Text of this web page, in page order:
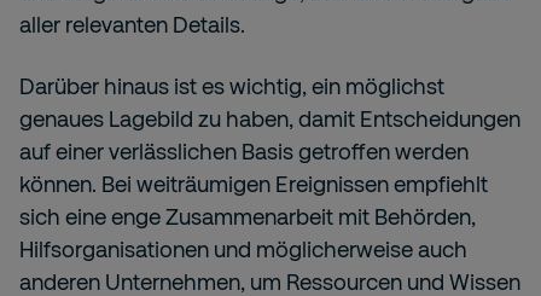
aller relevanten Details.
Darüber hinaus ist es wichtig, ein möglichst
genaues Lagebild zu haben, damit Entscheidungen
auf einer verlässlichen Basis getroffen werden
können. Bei weiträumigen Ereignissen empfiehlt
sich eine enge Zusammenarbeit mit Behörden,
Hilfsorganisationen und möglicherweise auch
anderen Unternehmen, um Ressourcen und Wissen